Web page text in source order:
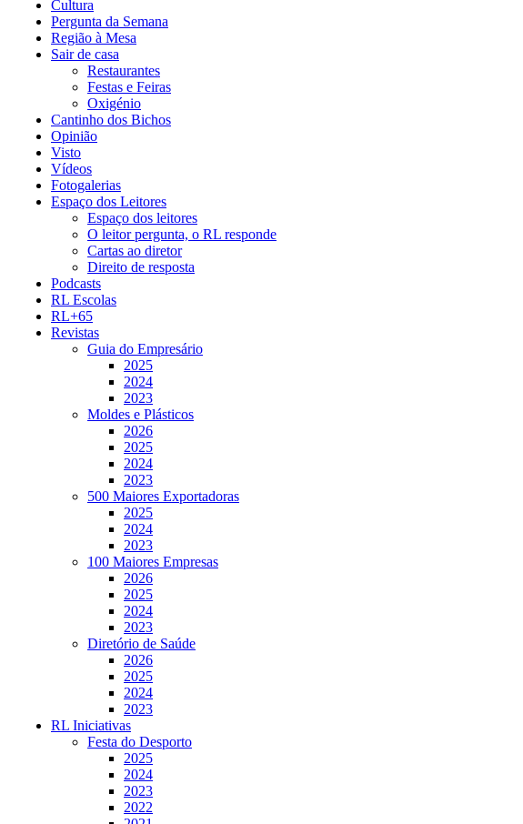
Cultura
Pergunta da Semana
Região à Mesa
Sair de casa
Restaurantes
Festas e Feiras
Oxigénio
Cantinho dos Bichos
Opinião
Visto
Vídeos
Fotogalerias
Espaço dos Leitores
Espaço dos leitores
O leitor pergunta, o RL responde
Cartas ao diretor
Direito de resposta
Podcasts
RL Escolas
RL+65
Revistas
Guia do Empresário
2025
2024
2023
Moldes e Plásticos
2026
2025
2024
2023
500 Maiores Exportadoras
2025
2024
2023
100 Maiores Empresas
2026
2025
2024
2023
Diretório de Saúde
2026
2025
2024
2023
RL Iniciativas
Festa do Desporto
2025
2024
2023
2022